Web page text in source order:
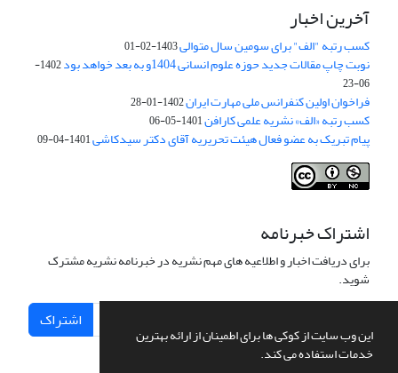
این وب سایت از کوکی ها برای اطمینان از ارائه بهترین
خدمات استفاده می کند.
آخرین اخبار
کسب رتبه "الف" برای سومین سال متوالی1403-02-01
نوبت چاپ مقالات جدید حوزه علوم انسانی 1404و به بعد خواهد بود
1402-
06-23
فراخوان اولین کنفرانس ملی مهارت ایران1402-01-28
کسب رتبه «الف» نشریه علمی کارافن1401-05-06
پیام تبریک به عضو فعال هیئت تحریریه آقای دکتر سیدکاشی1401-04-09
اشتراک خبرنامه
برای دریافت اخبار و اطلاعیه های مهم نشریه در خبرنامه نشریه مشترک
شوید.
اشتراک